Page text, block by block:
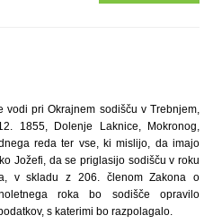
vodi pri Okrajnem sodišču v Trebnjem,
1855, Dolenje Laknice, Mokronog,
reda ter vse, ki mislijo, da imajo
Jožefi, da se priglasijo sodišču v roku
v skladu z 206. členom Zakona o
roka bo sodišče opravilo
s katerimi bo razpolagalo.